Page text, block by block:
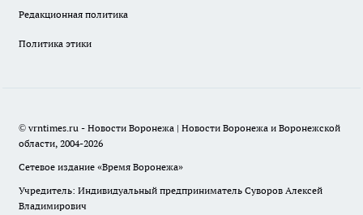
Редакционная политика
Политика этики
© vrntimes.ru - Новости Воронежа | Новости Воронежа и Воронежской
области, 2004-2026
Сетевое издание «Время Воронежа»
Учредитель: Индивидуальный предприниматель Суворов Алексей
Владимирович